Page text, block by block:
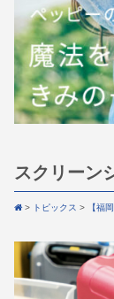
スクリーン
> トピックス > 【福